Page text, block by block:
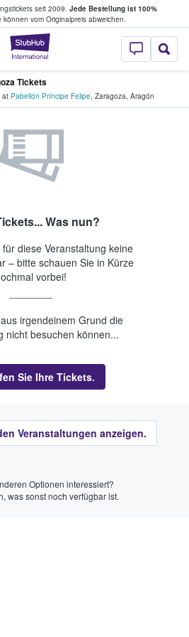
seit 2009. Jede Bestellung ist 100%
vom Originalpreis abweichen.
StubHub - Wo
& verkaufen
Tickets
at Pabellón Príncipe Felipe, Zaragoza, Aragón
Was nun?
diese Veranstaltung keine
– bitte schauen Sie in Kürze
vorbei!
irgendeinem Grund die
nicht besuchen können...
Sie Ihre Tickets.
Veranstaltungen anzeigen.
Optionen interessiert?
was sonst noch verfügbar ist.